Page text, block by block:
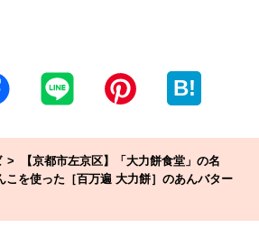
B!
【京都市左京区】「大力餅食堂」の名
こを使った［百万遍 大力餅］のあんバター